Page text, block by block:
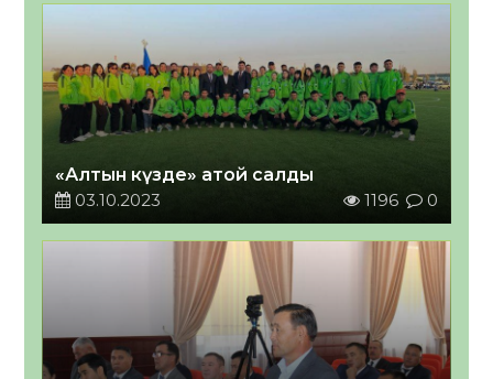
«Алтын күзде» атой салды
03.10.2023
1196 0